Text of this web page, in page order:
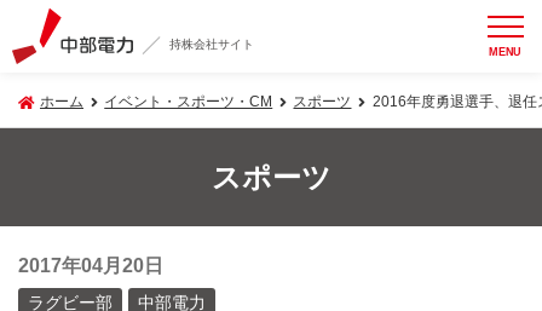
持株会社サイト MENU
ホーム イベント・スポーツ・CM スポーツ 2016年度勇退選手、退任
スポーツ
2017年04月20日
ラグビー部 中部電力